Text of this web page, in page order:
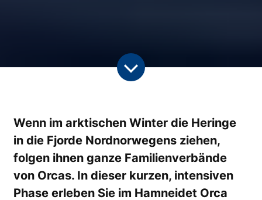
Wenn im arktischen Winter die Heringe
in die Fjorde Nordnorwegens ziehen,
folgen ihnen ganze Familienverbände
von Orcas. In dieser kurzen, intensiven
Phase erleben Sie im Hamneidet Orca